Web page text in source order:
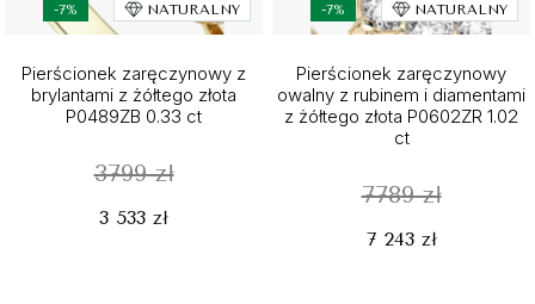
-7% NATURALNY
Pierścionek zaręczynowy z
brylantami z żółtego złota
P0489ZB 0.33 ct
3799 zł
3 533 zł
-7% NATURALNY
Pierścionek zaręczynowy
owalny z rubinem i diamentami
z żółtego złota P0602ZR 1.02
ct
7789 zł
7 243 zł